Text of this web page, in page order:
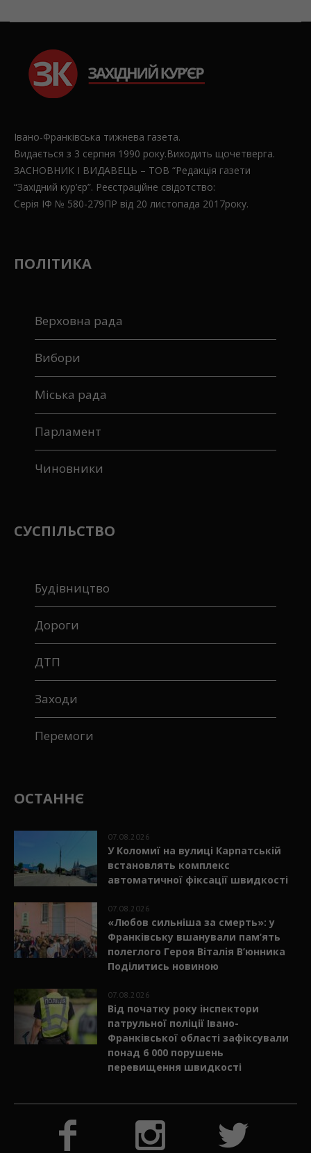
Івано-Франківська тижнева газета.
Видається з 3 серпня 1990 року.Виходить щочетверга.
ЗАСНОВНИК І ВИДАВЕЦЬ – ТОВ “Редакція газети
“Західний кур’єр”. Реєстраційне свідотство:
Серія ІФ № 580-279ПР від 20 листопада 2017року.
ПОЛІТИКА
Верховна рада
Вибори
Міська рада
Парламент
Чиновники
СУСПІЛЬСТВО
Будівництво
Дороги
ДТП
Заходи
Перемоги
ОСТАННЄ
07.08.2026
У Коломиї на вулиці Карпатській
встановлять комплекс
автоматичної фіксації швидкості
07.08.2026
«Любов сильніша за смерть»: у
Франківську вшанували пам’ять
полеглого Героя Віталія В’юнника
Поділитись новиною
07.08.2026
Від початку року інспектори
патрульної поліції Івано-
Франківської області зафіксували
понад 6 000 порушень
перевищення швидкості